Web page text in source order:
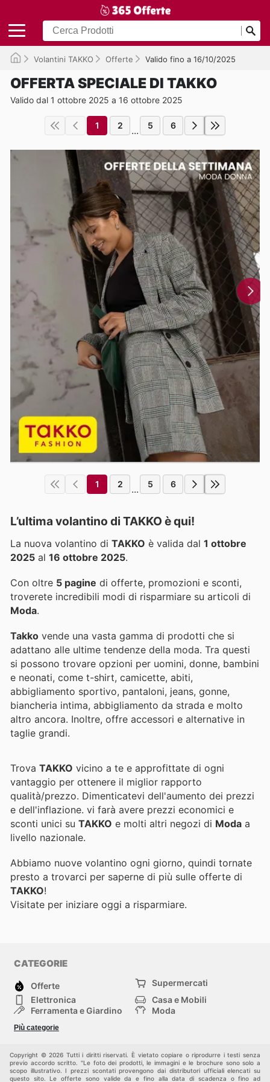
Volantini TAKKO Offerte Valido fino a 16/10/2025
OFFERTA SPECIALE DI TAKKO
Valido dal 1 ottobre 2025 a 16 ottobre 2025
1 2 ... 5 6
1 2 ... 5 6
L’ultima volantino di TAKKO è qui!
La nuova volantino di TAKKO è valida dal 1 ottobre
2025 al 16 ottobre 2025.
Con oltre 5 pagine di offerte, promozioni e sconti,
troverete incredibili modi di risparmiare su articoli di
Moda.
Takko vende una vasta gamma di prodotti che si
adattano alle ultime tendenze della moda. Tra questi
si possono trovare opzioni per uomini, donne, bambini
e neonati, come t-shirt, camicette, abiti,
abbigliamento sportivo, pantaloni, jeans, gonne,
biancheria intima, abbigliamento da strada e molto
altro ancora. Inoltre, offre accessori e alternative in
taglie grandi.
Trova TAKKO vicino a te e approfittate di ogni
vantaggio per ottenere il miglior rapporto
qualità/prezzo. Dimenticatevi dell'aumento dei prezzi
e dell'inflazione. vi farà avere prezzi economici e
sconti unici su TAKKO e molti altri negozi di Moda a
livello nazionale.
Abbiamo nuove volantino ogni giorno, quindi tornate
presto a trovarci per saperne di più sulle offerte di
TAKKO!
Visitate per iniziare oggi a risparmiare.
CATEGORIE
Offerte
Supermercati
Elettronica
Casa e Mobili
Ferramenta e Giardino
Moda
Bambini e Neonati
Più categorie
Copyright © 2026 Tutti i diritti riservati. È vietato copiare o riprodurre i testi senza
previo accordo scritto. "Le foto dei prodotti, le immagini e le brochure sono solo a
scopo illustrativo. I prezzi scontati provengono dai distributori ufficiali elencati su
questo sito. Le offerte sono valide da e fino alla data di scadenza o fino ad